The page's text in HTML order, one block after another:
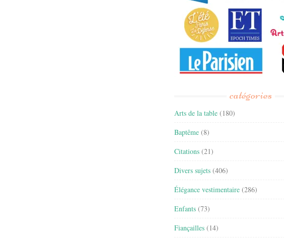
catégories
Arts de la table (180)
Baptême (8)
Citations (21)
Divers sujets (406)
Élégance vestimentaire (286)
Enfants (73)
Fiançailles (14)